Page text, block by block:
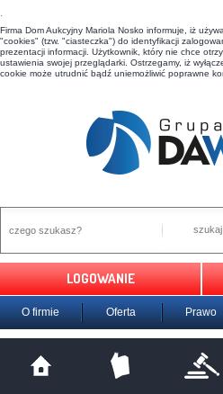
t
Firma Dom Aukcyjny Mariola Nosko informuje, iż
"cookies" (tzw. "ciasteczka") do identyfikacji
prezentacji informacji. Użytkownik, który nie chce
ustawienia swojej przeglądarki. Ostrzegamy, iż
cookie może utrudnić bądź uniemożliwić poprawne
szukaj
LOGOWANIE
O firmie Oferta Prawo